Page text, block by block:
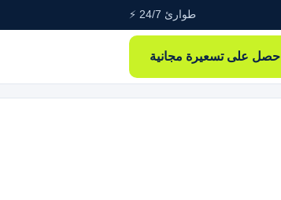
طوارئ 24/7 ⚡
احصل على تسعيرة مجانية